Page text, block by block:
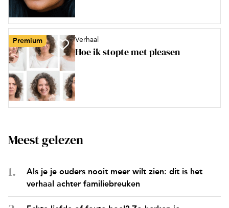
Premium Verhaal
Hoe ik stopte met pleasen
Meest gelezen
Als je je ouders nooit meer wilt zien: dit is het
verhaal achter familiebreuken